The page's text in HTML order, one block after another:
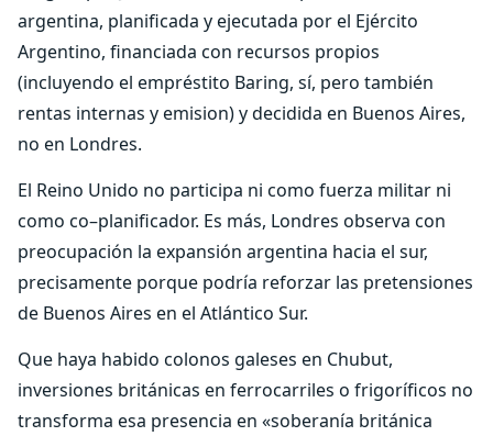
argentina, planificada y ejecutada por el Ejército
Argentino, financiada con recursos propios
(incluyendo el empréstito Baring, sí, pero también
rentas internas y emision) y decidida en Buenos Aires,
no en Londres.
El Reino Unido no participa ni como fuerza militar ni
como co–planificador. Es más, Londres observa con
preocupación la expansión argentina hacia el sur,
precisamente porque podría reforzar las pretensiones
de Buenos Aires en el Atlántico Sur.
Que haya habido colonos galeses en Chubut,
inversiones británicas en ferrocarriles o frigoríficos no
transforma esa presencia en «soberanía británica